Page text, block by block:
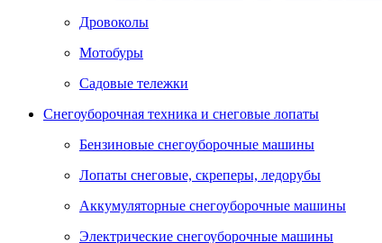
Дровоколы
Мотобуры
Садовые тележки
Снегоуборочная техника и снеговые лопаты
Бензиновые снегоуборочные машины
Лопаты снеговые, скреперы, ледорубы
Аккумуляторные снегоуборочные машины
Электрические снегоуборочные машины